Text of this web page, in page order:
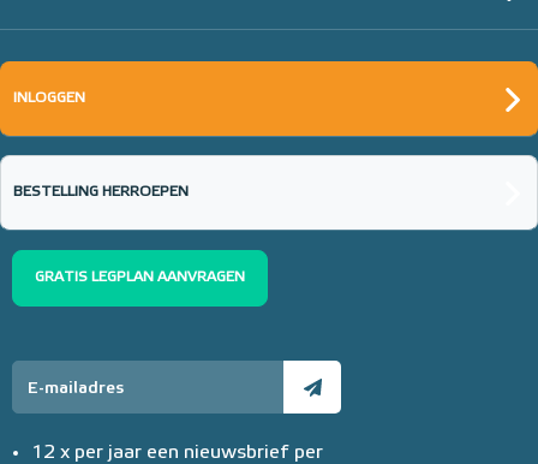
INLOGGEN
BESTELLING HERROEPEN
GRATIS LEGPLAN AANVRAGEN
12 x per jaar een nieuwsbrief per